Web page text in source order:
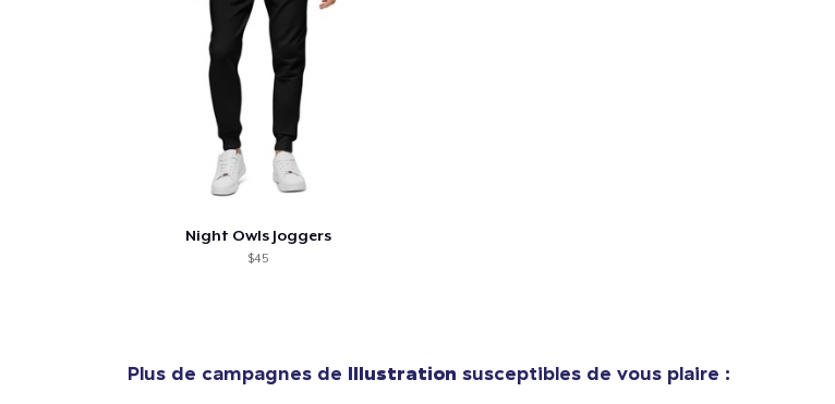
Night Owls Joggers
$45
Plus de campagnes de Illustration susceptibles de vous plaire :